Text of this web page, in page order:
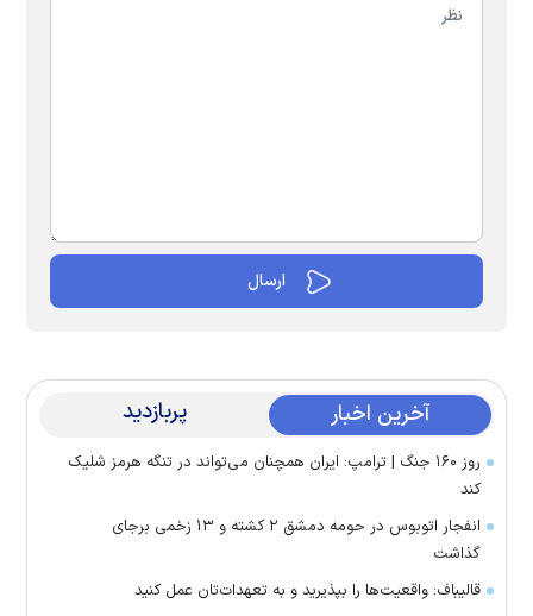
آخرین اخبار پربازدید
روز ۱۶۰ جنگ | ترامپ: ایران همچنان می‌تواند در تنگه هرمز شلیک
کند
انفجار اتوبوس در حومه دمشق ۲ کشته و ۱۳ زخمی برجای
گذاشت
قالیباف: واقعیت‌ها را بپذیرید و به تعهدات‌تان عمل کنید